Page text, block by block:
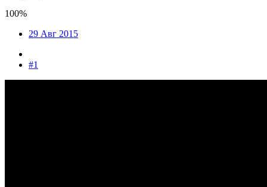
100%
29 Авг 2015
#1